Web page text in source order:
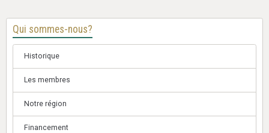
Qui sommes-nous?
Historique
Les membres
Notre région
Financement